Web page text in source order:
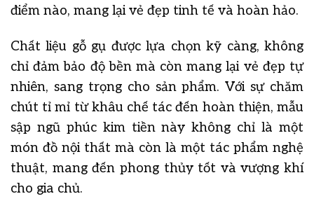
điểm nào, mang lại vẻ đẹp tinh tế và hoàn hảo.
Chất liệu gỗ gụ được lựa chọn kỹ càng, không
chỉ đảm bảo độ bền mà còn mang lại vẻ đẹp tự
nhiên, sang trọng cho sản phẩm. Với sự chăm
chút tỉ mỉ từ khâu chế tác đến hoàn thiện, mẫu
sập ngũ phúc kim tiền này không chỉ là một
món đồ nội thất mà còn là một tác phẩm nghệ
thuật, mang đến phong thủy tốt và vượng khí
cho gia chủ.